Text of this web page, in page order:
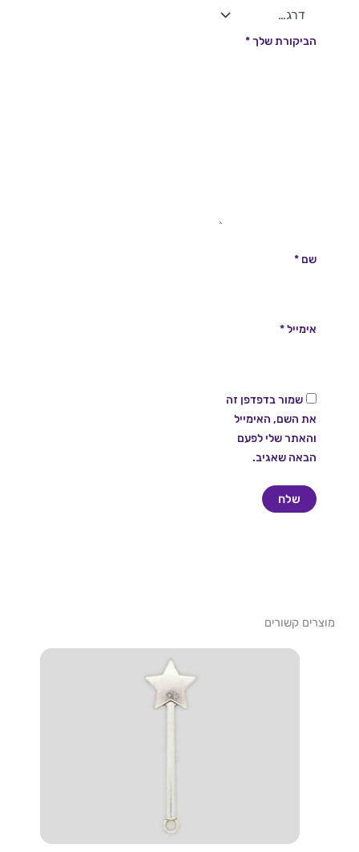
הביקורת שלך*
שם *
אימייל*
שמור בדפדפן זה
את השם, האימייל
והאתר שלי לפעם
הבאה שאגיב.
מוצרים קשורים